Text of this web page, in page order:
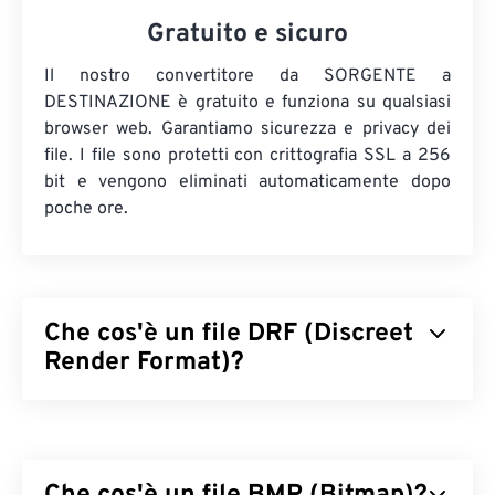
Gratuito e sicuro
Il nostro convertitore da SORGENTE a
DESTINAZIONE è gratuito e funziona su qualsiasi
browser web. Garantiamo sicurezza e privacy dei
file. I file sono protetti con crittografia SSL a 256
bit e vengono eliminati automaticamente dopo
poche ore.
Che cos'è un file DRF (Discreet
Render Format)?